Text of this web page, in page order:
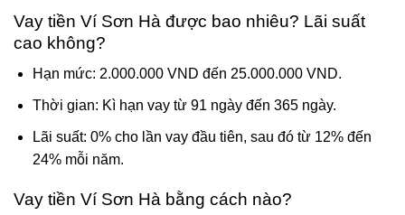
Vay tiền Ví Sơn Hà được bao nhiêu? Lãi suất
cao không?
Hạn mức: 2.000.000 VND đến 25.000.000 VND.
Thời gian: Kì hạn vay từ 91 ngày đến 365 ngày.
Lãi suất: 0% cho lần vay đầu tiên, sau đó từ 12% đến
24% mỗi năm.
Vay tiền Ví Sơn Hà bằng cách nào?